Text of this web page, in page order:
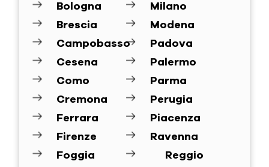
Bologna
Brescia
Campobasso
Cesena
Como
Cremona
Ferrara
Firenze
Foggia
Milano
Modena
Padova
Palermo
Parma
Perugia
Piacenza
Ravenna
Reggio